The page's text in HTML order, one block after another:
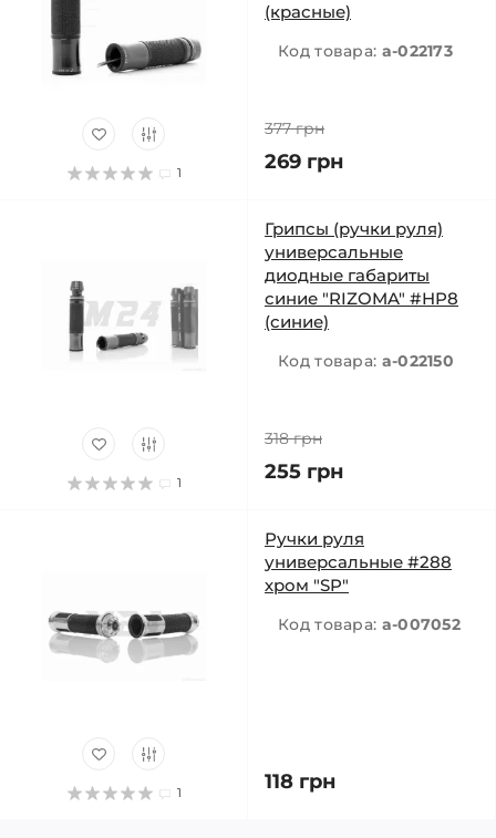
1
(красные)
Код товара: a-022173
377 грн
269 грн
1
Грипсы (ручки руля)
универсальные
диодные габариты
синие "RIZOMA" #HP8
(синие)
Код товара: a-022150
318 грн
255 грн
1
Ручки руля
универсальные #288
хром "SP"
Код товара: a-007052
118 грн